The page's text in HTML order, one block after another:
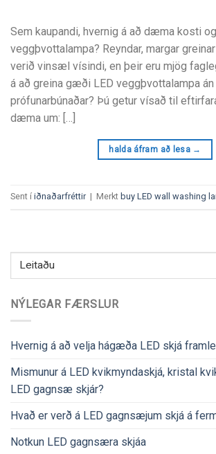
NÝLEGAR FÆRSLUR
Hvernig á að velja hágæða LED skjá
Mismunur á LED kvikmyndaskjá, kristal
LED gagnsæ skjár?
Hvað er verð á LED gagnsæjum skjá á
Notkun LED gagnsæra skjáa
Sem kaupandi, hvernig á að dæma kosti
veggþvottalampa? Reyndar, margar
verið vinsæl vísindi, en þeir eru mjög
á að greina gæði LED veggþvottalampa
prófunarbúnaðar? Þú getur vísað til
dæma um: […]
halda áfram að lesa →
Sent í iðnaðarfréttir | Merkt buy LED wall washing